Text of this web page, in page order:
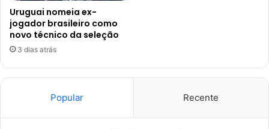
Uruguai nomeia ex-
jogador brasileiro como
novo técnico da seleção
3 dias atrás
Popular Recente